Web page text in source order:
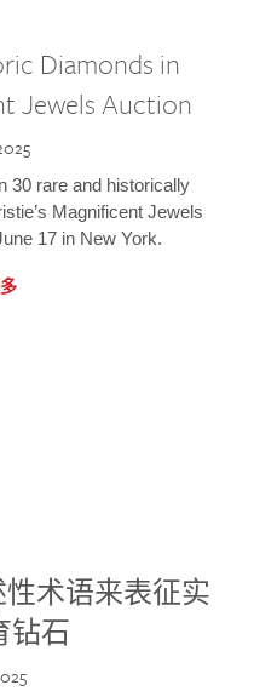
Diamonds in
Jewels Auction
30 rare and historically
Magnificent Jewels
17 in New York.
性术语来表征实
钻石